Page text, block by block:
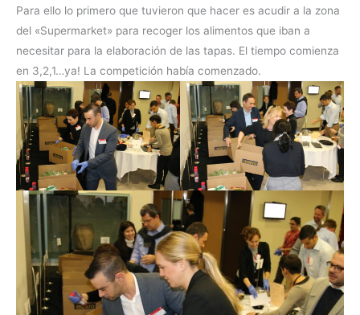
Para ello lo primero que tuvieron que hacer es acudir a la zona
del «Supermarket» para recoger los alimentos que iban a
necesitar para la elaboración de las tapas. El tiempo comienza
en 3,2,1…ya! La competición había comenzado.